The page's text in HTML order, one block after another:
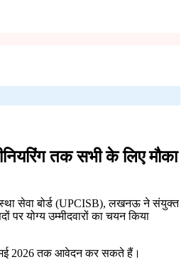
तक सभी के लिए मौका
सेवा बोर्ड (UPCISB), लखनऊ ने संयुक्त
योग्य उम्मीदवारों का चयन किया
मई 2026 तक आवेदन कर सकते हैं।